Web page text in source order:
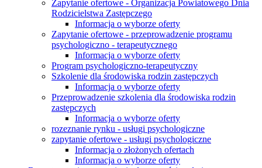
Zapytanie ofertowe - Organizacja Powiatowego Dnia
Rodzicielstwa Zastępczego
Informacja o wyborze oferty
Zapytanie ofertowe - przeprowadzenie programu
psychologiczno - terapeutycznego
Informacja o wyborze oferty
Program psychologiczno-terapeutyczny
Szkolenie dla środowiska rodzin zastępczych
Informacja o wyborze oferty
Przeprowadzenie szkolenia dla środowiska rodzin
zastępczych
Informacja o wyborze oferty
rozeznanie rynku - usługi psychologiczne
zapytanie ofertowe - usługi psychologiczne
Informacja o złożonych ofertach
Informacja o wyborze oferty